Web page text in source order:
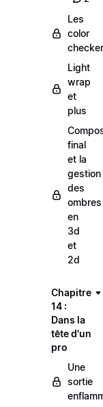
Les
color
Light
wrap
et
plus
final
et la
gestion
des
ombres
en
3d
et
2d
Chapitre
14 :
Dans la
tête d'un
pro
Une
sortie